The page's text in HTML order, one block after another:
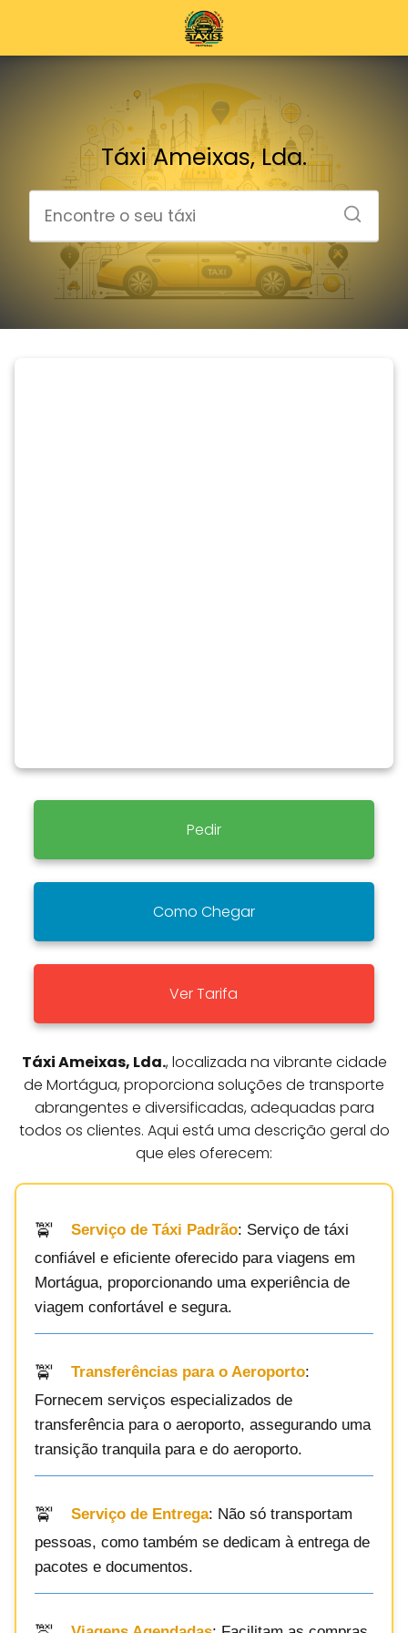
Táxi Ameixas, Lda.
Pedir
Como Chegar
Ver Tarifa
Táxi Ameixas, Lda., localizada na vibrante cidade
de Mortágua, proporciona soluções de transporte
abrangentes e diversificadas, adequadas para
todos os clientes. Aqui está uma descrição geral do
que eles oferecem:
Serviço de Táxi Padrão: Serviço de táxi
confiável e eficiente oferecido para viagens em
Mortágua, proporcionando uma experiência de
viagem confortável e segura.
Transferências para o Aeroporto:
Fornecem serviços especializados de
transferência para o aeroporto, assegurando uma
transição tranquila para e do aeroporto.
Serviço de Entrega: Não só transportam
pessoas, como também se dedicam à entrega de
pacotes e documentos.